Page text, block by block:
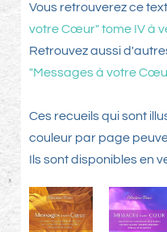
Vous retrouverez ce
votre Cœur" tome IV à
Retrouvez aussi
"Messages à votre
Ces recueils qui sont
couleur par page
Ils sont disponibles en